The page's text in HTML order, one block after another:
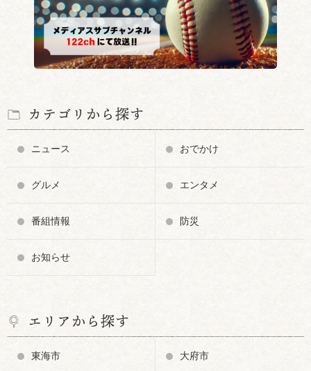
カテゴリから探す
ニュース おでかけ
グルメ エンタメ
番組情報 防災
お知らせ
エリアから探す
東海市 大府市